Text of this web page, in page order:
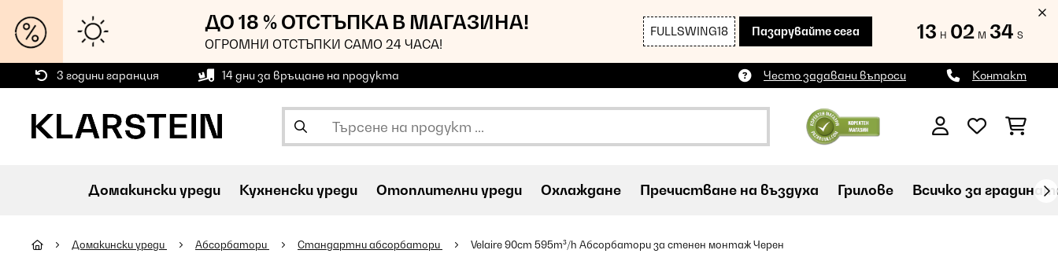
ДО 18 % ОТСТЪПКА В МАГАЗИНА!
ОГРОМНИ ОТСТЪПКИ САМО 24 ЧАСА!
FULLSWING18 Пазарувайте сега 13 H 02 M 33 S
3 години гаранция 14 дни за връщане на продукта Често задавани въпроси Контакт
Домакински уреди Кухненски уреди Oтоплителни уреди Охлаждане Пречистване на въздуха Грилове Всичко за
Домакински уреди Абсорбатори Стандартни абсорбатори Velaire 90cm 595m³/h Абсорбатори за стенен монтаж Черен